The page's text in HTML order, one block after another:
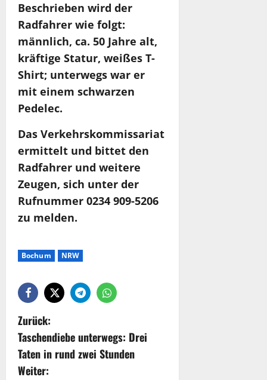
Beschrieben wird der
Radfahrer wie folgt:
männlich, ca. 50 Jahre alt,
kräftige Statur, weißes T-
Shirt; unterwegs war er
mit einem schwarzen
Pedelec.
Das Verkehrskommissariat
ermittelt und bittet den
Radfahrer und weitere
Zeugen, sich unter der
Rufnummer 0234 909-5206
zu melden.
Bochum NRW
Zurück:
Taschendiebe unterwegs: Drei
Taten in rund zwei Stunden
Weiter: